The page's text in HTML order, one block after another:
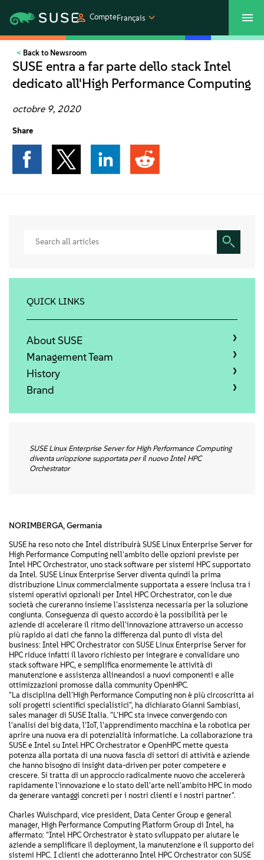
CompteFrançais
SUSECON 2027
Produits
Support et services
Contact
Télécharger
Back to Newsroom
SUSE entra a far parte dello stack Intel
dedicato all'High Performance Computing
octobre 9, 2020
Share
SUSE Linux Enterprise Server for High Performance Computing
diventa un'opzione supportata per il nuovo Intel HPC
Orchestrator
NORIMBERGA, Germania
SUSE ha reso noto che Intel distribuirà SUSE Linux Enterprise Server for
High Performance Computing nell'ambito delle opzioni previste per
Intel HPC Orchestrator, uno stack software per sistemi HPC supportato
da Intel. SUSE Linux Enterprise Server diventa quindi la prima
distribuzione Linux commercialmente supportata a essere inclusa tra i
sistemi operativi opzionali per Intel HPC Orchestrator, con le due
società che cureranno insieme l'assistenza necessaria per la soluzione
congiunta. Conseguenza di questo accordo è la possibilità per le
aziende di accelerare il ritmo dell'innovazione attraverso un accesso
più rapido ai dati che fanno la differenza dal punto di vista del
business: Intel HPC Orchestrator con SUSE Linux Enterprise Server for
HPC riduce infatti il lavoro richiesto per integrare e convalidare uno
stack software HPC, e semplifica enormemente le attività di
manutenzione e assistenza allineandosi a nuovi componenti e alle
ottimizzazioni promosse dalla community OpenHPC.
"La disciplina dell'High Performance Computing non è più circoscritta ai
soli progetti scientifici specialistici", ha dichiarato Gianni Sambiasi,
sales manager di SUSE Italia. "L'HPC sta invece convergendo con
l'analisi dei big data, l'IoT, l'apprendimento macchina e la robotica per
aprire una nuova era di potenzialità informatiche. La collaborazione tra
SUSE e Intel su Intel HPC Orchestrator e OpenHPC mette questa
potenza alla portata di una nuova fascia di settori di attività e aziende
che hanno bisogno di insight data-driven per poter competere e
crescere. Si tratta di un approccio radicalmente nuovo che accelererà
rapidamente l'innovazione e lo stato dell'arte nell'ambito HPC in modo
da generare vantaggi concreti per i nostri clienti e i nostri partner".
Charles Wuischpard, vice president, Data Center Group e general
manager, High Performance Computing Platform Group di Intel, ha
affermato: "Intel HPC Orchestrator è stato sviluppato per aiutare le
aziende a semplificare il deployment, la manutenzione e il supporto dei
sistemi HPC. I clienti che adotteranno Intel HPC Orchestrator con SUSE
QUICK LINKS
About SUSE
Management Team
History
Brand